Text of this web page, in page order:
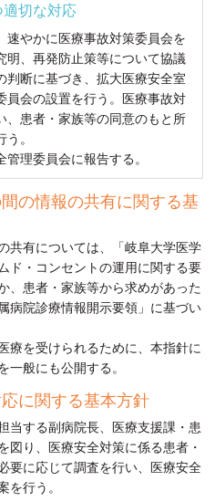
切な対応
速やかに医療事故対策委員会を
明、再発防止策等について協議
判断に基づき、拡大医療安全室
員会の設置を行う。医療事故対
、患者・家族等の同意のもと所
。
理委員会に報告する。
の情報の共有に関する基
共有については、「岐阜大学医学
ド・コンセントの運用に関する要
、患者・家族等から求めがあった
病院診療情報開示要領」に基づい
療を受けられるために、本指針に
一般にも公開する。
に関する基本方針
当する副病院長、医療支援課・患
図り、医療安全対策に係る患者・
要に応じて調査を行い、医療安全
を行う。